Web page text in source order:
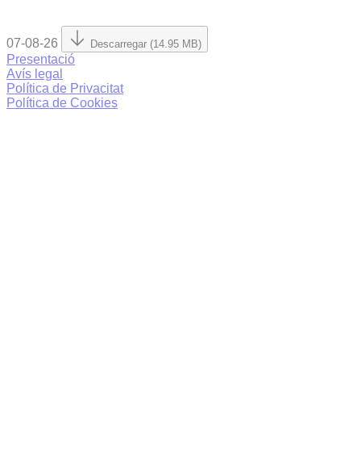
07-08-26 Descarregar (14.95 MB)
Presentació
Avís legal
Política de Privacitat
Política de Cookies